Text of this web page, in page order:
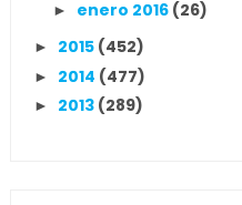
► enero 2016 (26)
► 2015 (452)
► 2014 (477)
► 2013 (289)